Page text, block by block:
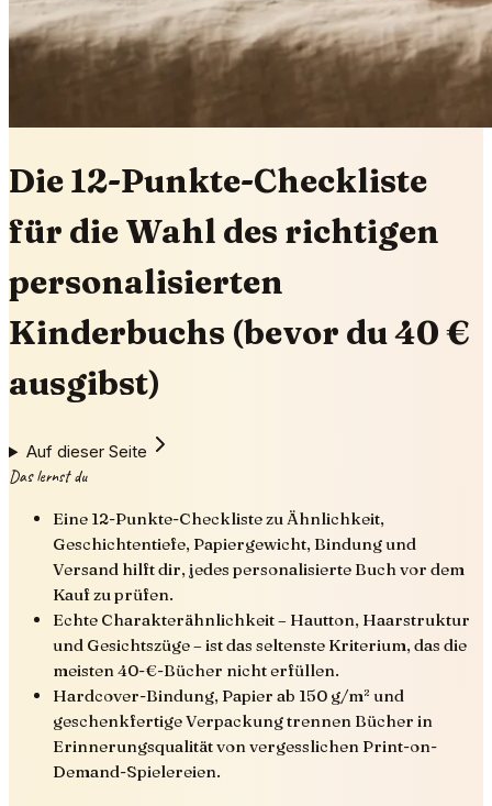
Die 12-Punkte-Checkliste
für die Wahl des richtigen
personalisierten
Kinderbuchs (bevor du 40 €
ausgibst)
Auf dieser Seite
Das lernst du
Eine 12-Punkte-Checkliste zu Ähnlichkeit,
Geschichtentiefe, Papiergewicht, Bindung und
Versand hilft dir, jedes personalisierte Buch vor dem
Kauf zu prüfen.
Echte Charakterähnlichkeit – Hautton, Haarstruktur
und Gesichtszüge – ist das seltenste Kriterium, das die
meisten 40-€-Bücher nicht erfüllen.
Hardcover-Bindung, Papier ab 150 g/m² und
geschenkfertige Verpackung trennen Bücher in
Erinnerungsqualität von vergesslichen Print-on-
Demand-Spielereien.